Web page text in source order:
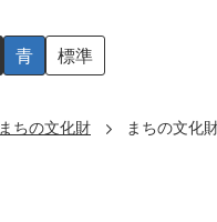
青 標準
まちの文化財 まちの文化